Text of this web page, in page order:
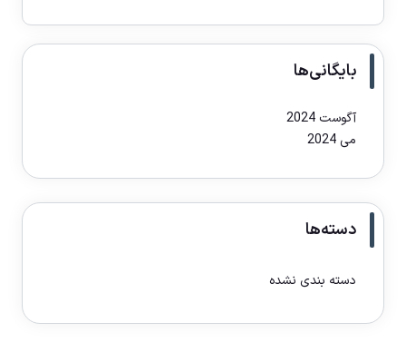
بایگانی‌ها
آگوست 2024
می 2024
دسته‌ها
دسته بندی نشده